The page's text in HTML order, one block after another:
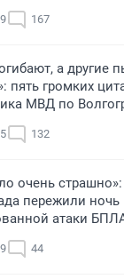
167
а другие
пять громких
МВД по
132
очень
пережили
атаки
44